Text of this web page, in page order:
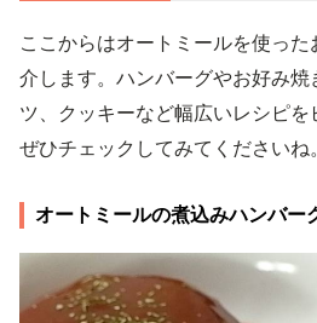
ここからはオートミールを使っ
介します。ハンバーグやお好み
ツ、クッキーなど幅広いレシピを
ぜひチェックしてみてくださいね。
オートミールの煮込みハンバー